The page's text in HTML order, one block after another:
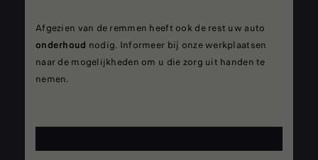
Afgezien van de remmen heeft ook de rest uw auto
onderhoud nodig. Informeer bij onze werkplaatsen
naar de mogelijkheden om u die zorg uit handen te
nemen.